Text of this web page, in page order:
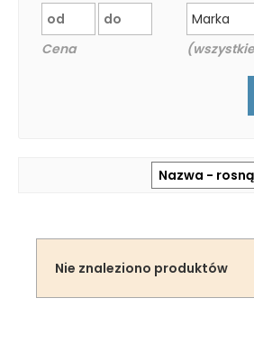
Cena
Marka
Nie znaleziono produktów